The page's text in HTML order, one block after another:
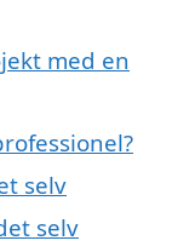
med en
selv
selv